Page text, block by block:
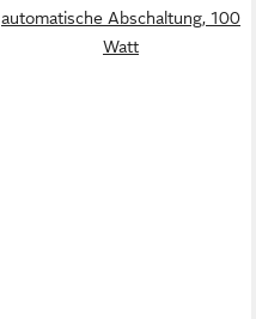
automatische Abschaltung, 100
Watt